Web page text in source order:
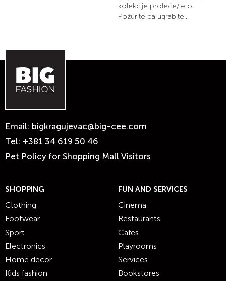
kolekcije proleće/leto.
Požurite da ugrabite...
Email: bigkragujevac@big-cee.com
Tel: +381 34 619 50 46
Pet Policy for Shopping Mall Visitors
SHOPPING
Clothing
Footwear
Sport
Electronics
Home decor
Kids fashion
FUN AND SERVICES
Cinema
Restaurants
Cafes
Playrooms
Services
Bookstores